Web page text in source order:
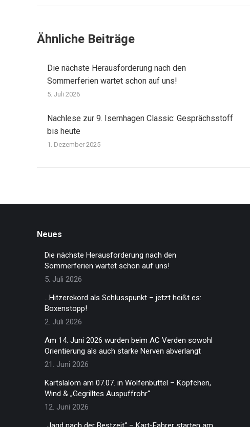
Ähnliche Beiträge
Die nächste Herausforderung nach den
Sommerferien wartet schon auf uns!
5. Juli 2026
Nachlese zur 9. Isernhagen Classic: Gesprächsstoff
bis heute
1. Dezember 2025
Neues
Die nächste Herausforderung nach den
Sommerferien wartet schon auf uns!
5. Juli 2026
…Hitzerekord als Schlusspunkt – jetzt heißt es:
Boxenstopp!
2. Juli 2026
Am 14. Juni 2026 wurden beim AC Verden sowohl
Orientierung als auch starke Nerven abverlangt
21. Juni 2026
Kartslalom am 07.07. in Wolfenbüttel – Köpfchen,
Wind & „Gegrilltes Auspuffrohr“
12. Juni 2026